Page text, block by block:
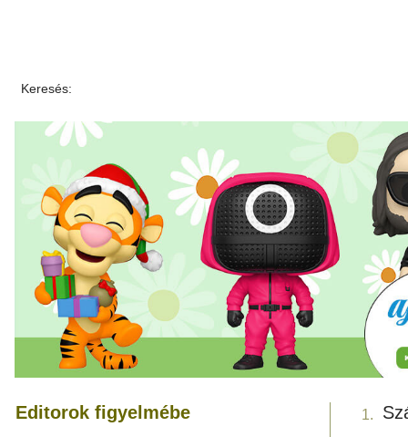
Keresés:
Editorok figyelmébe 1.